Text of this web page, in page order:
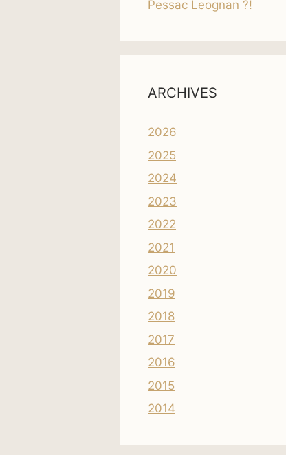
Pessac Leognan ?!
ARCHIVES
2026
2025
2024
2023
2022
2021
2020
2019
2018
2017
2016
2015
2014